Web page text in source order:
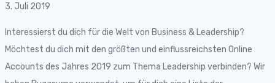
3. Juli 2019
Interessierst du dich für die Welt von Business & Leadership?
Möchtest du dich mit den größten und einflussreichsten Online
Accounts des Jahres 2019 zum Thema Leadership verbinden? Wir